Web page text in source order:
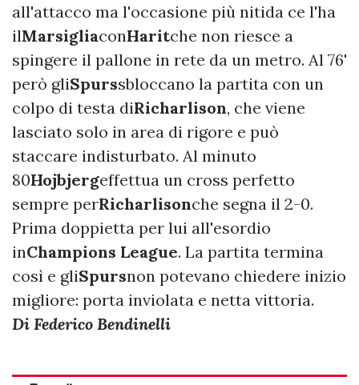
all'attacco ma l'occasione più nitida ce l'ha
ilMarsigliaconHaritche non riesce a
spingere il pallone in rete da un metro. Al 76'
però gliSpurssbloccano la partita con un
colpo di testa diRicharlison, che viene
lasciato solo in area di rigore e può
staccare indisturbato. Al minuto
80Hojbjergeffettua un cross perfetto
sempre perRicharlisonche segna il 2-0.
Prima doppietta per lui all'esordio
inChampions League. La partita termina
così e gliSpursnon potevano chiedere inizio
migliore: porta inviolata e netta vittoria.
Di Federico Bendinelli